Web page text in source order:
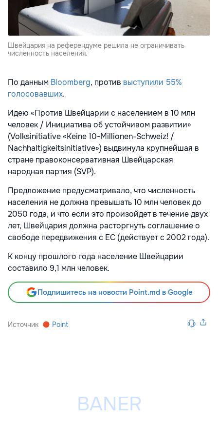
Швейцария на референдуме решила не ограничивать
численность населения.
По данным Bloomberg, против выступили 55%
голосовавших.
Идею «Против Швейцарии с населением в 10 млн
человек / Инициатива об устойчивом развитии»
(Volksinitiative «Keine 10-Millionen-Schweiz! /
Nachhaltigkeitsinitiative») выдвинула крупнейшая в
стране правоконсервативная Швейцарская
народная партия (SVP).
Предложение предусматривало, что численность
населения не должна превышать 10 млн человек до
2050 года, и что если это произойдет в течение двух
лет, Швейцария должна расторгнуть соглашение о
свободе передвижения с ЕС (действует с 2002 года).
К концу прошлого года население Швейцарии
составило 9,1 млн человек.
Подпишитесь на новости Point.md в Google
Источник Point